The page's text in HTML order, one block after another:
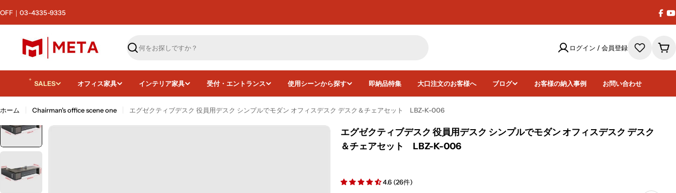
ン
テ
プ
ェア｜最大50,000円OFF
検
ログイン / 会員登録
カ
ト
SALES
オフィス家具 インテリア家具 受付・エントランス 使用シーンから探す 即納品特集 大口注文のお客様へ ブログ お客様の納入事例 お問い合わせ
ホーム Chairman's office scene one エグゼクティブデスク 役員用デスク シンプルでモダン オフィスデスク デスク＆チェアセット LBZ-K-006
画像6をモーダルで開く
エグゼクティブデスク 役員用デスク シンプルでモダン オフィスデスク デスク
＆チェアセット LBZ-K-006
4.6 (26件)